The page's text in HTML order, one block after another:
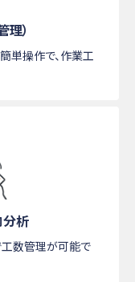
理）
単操作で、作業工
分析
工数管理が可能で